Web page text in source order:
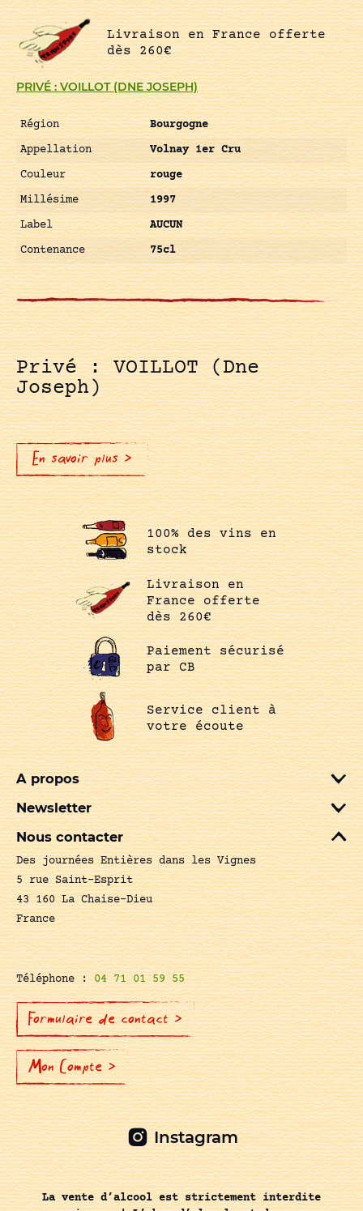
PRIVÉ : VOILLOT (DNE JOSEPH)
Région
Bourgogne
Appellation
Volnay 1er Cru
Couleur
rouge
Millésime
1997
Label
AUCUN
Contenance
75cl
Livraison en France offerte
dès 260€
Privé : VOILLOT (Dne
Joseph)
En savoir plus >
100% des vins en
stock
Livraison en
France offerte
dès 260€
Paiement sécurisé
par CB
Service client à
votre écoute
A propos
Newsletter
Nous contacter
Des journées Entières dans les Vignes
5 rue Saint-Esprit
43 160 La Chaise-Dieu
France
Téléphone :04 71 01 59 55
Formulaire de contact >
Mon Compte >
Instagram
La vente d’alcool est strictement interdite